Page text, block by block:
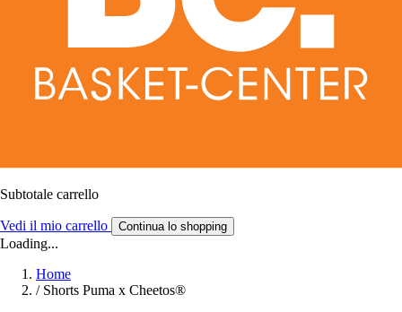
Subtotale carrello
Vedi il mio carrello Continua lo shopping
Loading...
Home
/ Shorts Puma x Cheetos®